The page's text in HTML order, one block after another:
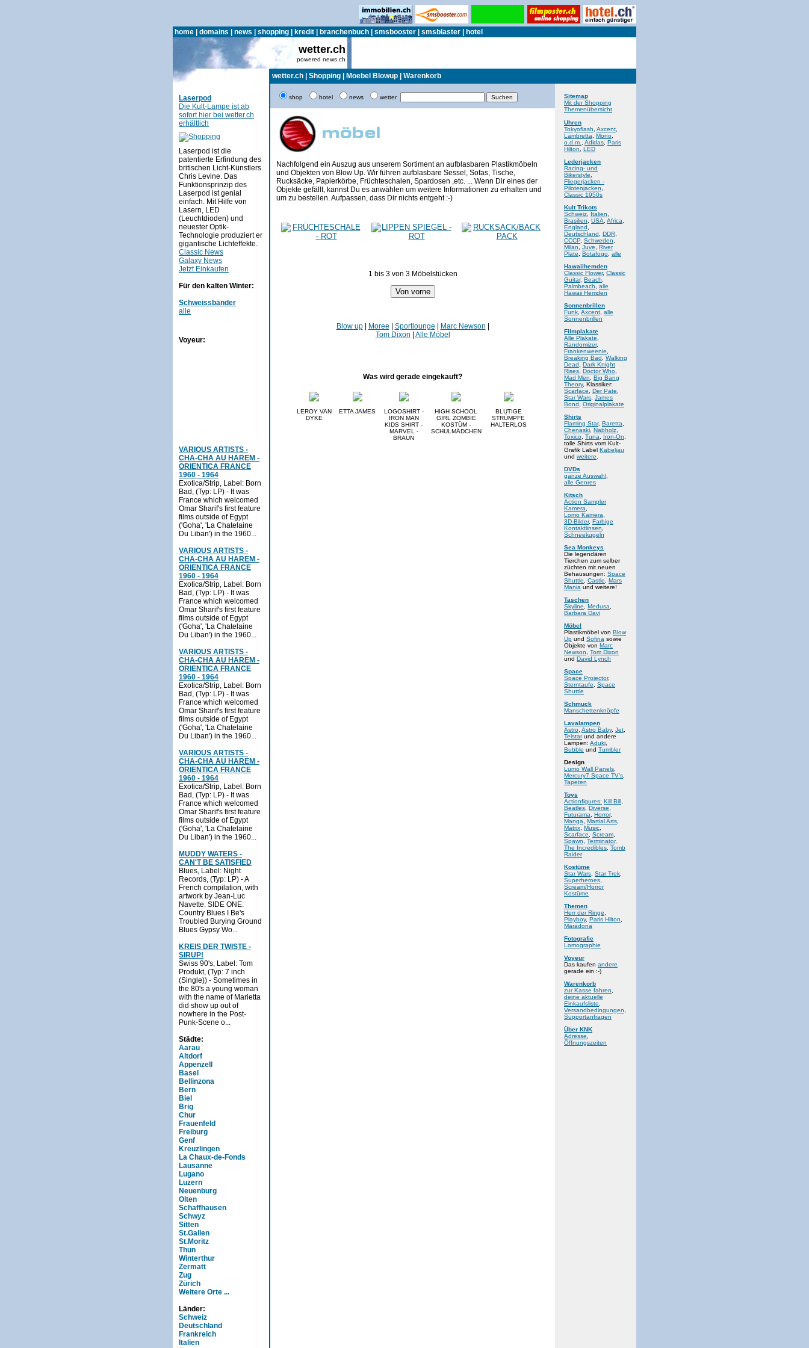
home domains news shopping kredit branchenbuch smsbooster smsblaster hotel
wetter.ch
powered news.ch
Laserpod
Die Kult-Lampe ist ab
sofort hier bei wetter.ch
erhältlich
Laserpod ist die
patentierte Erfindung des
britischen Licht-Künstlers
Chris Levine. Das
Funktionsprinzip des
Laserpod ist genial
einfach. Mit Hilfe von
Lasern, LED
(Leuchtdioden) und
neuester Optik-
Technologie produziert er
gigantische Lichteffekte.
Classic News
Galaxy News
Jetzt Einkaufen
Für den kalten Winter:
Schweissbänder
alle
Voyeur:
VARIOUS ARTISTS -
CHA-CHA AU HAREM -
ORIENTICA FRANCE
1960 - 1964
Exotica/Strip, Label: Born
Bad, (Typ: LP) - It was
France which welcomed
Omar Sharif's first feature
films outside of Egypt
('Goha', 'La Chatelaine
Du Liban') in the 1960...
VARIOUS ARTISTS -
CHA-CHA AU HAREM -
ORIENTICA FRANCE
1960 - 1964
Exotica/Strip, Label: Born
Bad, (Typ: LP) - It was
France which welcomed
Omar Sharif's first feature
films outside of Egypt
('Goha', 'La Chatelaine
Du Liban') in the 1960...
VARIOUS ARTISTS -
CHA-CHA AU HAREM -
ORIENTICA FRANCE
1960 - 1964
Exotica/Strip, Label: Born
Bad, (Typ: LP) - It was
France which welcomed
Omar Sharif's first feature
films outside of Egypt
('Goha', 'La Chatelaine
Du Liban') in the 1960...
VARIOUS ARTISTS -
CHA-CHA AU HAREM -
ORIENTICA FRANCE
1960 - 1964
Exotica/Strip, Label: Born
Bad, (Typ: LP) - It was
France which welcomed
Omar Sharif's first feature
films outside of Egypt
('Goha', 'La Chatelaine
Du Liban') in the 1960...
MUDDY WATERS -
CAN'T BE SATISFIED
Blues, Label: Night
Records, (Typ: LP) - A
French compilation, with
artwork by Jean-Luc
Navette. SIDE ONE:
Country Blues I Be's
Troubled Burying Ground
Blues Gypsy Wo...
KREIS DER TWISTE -
SIRUP!
Swiss 90's, Label: Tom
Produkt, (Typ: 7 inch
(Single)) - Sometimes in
the 80's a young woman
with the name of Marietta
did show up out of
nowhere in the Post-
Punk-Scene o...
Städte:
Aarau
Altdorf
Appenzell
Basel
Bellinzona
Bern
Biel
Brig
Chur
Frauenfeld
Freiburg
Genf
Kreuzlingen
La Chaux-de-Fonds
Lausanne
Lugano
Luzern
Neuenburg
Olten
Schaffhausen
Schwyz
Sitten
St.Gallen
St.Moritz
Thun
Winterthur
Zermatt
Zug
Zürich
Weitere Orte ...
Länder:
Schweiz
Deutschland
Frankreich
Italien
wetter.ch Shopping Moebel Blowup Warenkorb
shop hotel news wetter
Nachfolgend ein Auszug aus unserem Sortiment an aufblasbaren Plastikmöbeln
und Objekten von Blow Up. Wir führen aufblasbare Sessel, Sofas, Tische,
Rucksäcke, Papierkörbe, Früchteschalen, Spardosen ,etc. ... Wenn Dir eines der
Objekte gefällt, kannst Du es anwählen um weitere Informationen zu erhalten und
um zu bestellen. Aufpassen, dass Dir nichts entgeht :-)
1 bis 3 von 3 Möbelstücken
Blow up| Moree Sportlounge Marc Newson
Tom Dixon
Alle Möbel
Was wird gerade eingekauft?
LEROY VAN
DYKE
ETTA JAMES
LOGOSHIRT -
IRON MAN
KIDS SHIRT -
MARVEL -
BRAUN
HIGH SCHOOL
GIRL ZOMBIE
KOSTÜM -
SCHULMÄDCHEN
BLUTIGE
STRÜMPFE
HALTERLOS
Sitemap
Mit der Shopping
Themenübersicht
Uhren
Tokyoflash Axcent
Lambretta
Mono
o.d.m.
Adidas Paris
Hilton
LED
Lederjacken
Racing- und
Bikerstyle
Fliegerjacken -
Pilotenjacken
Classic 1950s
Kult Trikots
Schweiz
Italien
Brasilien
USA Africa
England
Deutschland
DDR
CCCP Schweden
Milan
Juve
River
Plate
Botafogo alle
Hawaiihemden
Classic Flower, Classic
Guitar, Beach
Palmbeach
alle
Hawaii Hemden
Sonnenbrillen
Funk Axcent alle
Sonnenbrillen
Filmplakate
Alle Plakate
Randomizer,
Frankenweenie
Breaking Bad
Walking
Dead
Dark Knight
Rises Doctor Who
Mad Men
Big Bang
Theory, Klassiker:
Scarface
Der Pate
Star Wars James
Bond
Originalplakate
Shirts
Flaming Star, Baretta
Chenaski Nabholz
Toxico Tuna Iron-On
tolle Shirts vom Kult-
Grafik Label Kabeljau
und weitere
DVDs
ganze Auswahl
alle Genres
Kitsch
Action Sampler
Kamera
Lomo Kamera
3D-Bilder, Farbige
Kontaktlinsen
Schneekugeln
Sea Monkeys
Die legendären
Tierchen zum selber
züchten mit neuen
Behausungen: Space
Shuttle
Castle
Mars
Mania und weitere!
Taschen
Skyline
Medusa
Barbara Davi
Möbel
Plastikmöbel von Blow
Up und Sofina sowie
Objekte von Marc
Newson
Tom Dixon
und David Lynch
Space
Space Projector,
Sterntaufe
Space
Shuttle
Schmuck
Manschettenknöpfe
Lavalampen
Astro Astro Baby, Jet
Telstarund andere
Lampen: Aduki
Bubble und Tumbler
Design
Lumo Wall Panels
Mercury7 Space TV's
Tapeten
Toys
Actionfigures: Kill Bill
Beatles Diverse
Futurama
Horror,
Manga
Martial Arts
Matrix Music
Scarface
Scream
Spawn
Terminator,
The Incredibles Tomb
Raider
Kostüme
Star Wars Star Trek
Superheroes
Scream/Horror
Kostüme
Themen
Herr der Ringe
Playboy, Paris Hilton
Maradona
Fotografie
Lomographie
Voyeur
Das kaufen andere
gerade ein :-)
Warenkorb
zur Kasse fahren
deine aktuelle
Einkaufsliste
Versandbedingungen
Supportanfragen
Über KNK
Adresse
Öffnungszeiten